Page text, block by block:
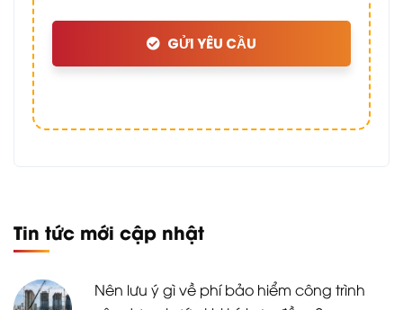
GỬI YÊU CẦU
Tin tức mới cập nhật
Nên lưu ý gì về phí bảo hiểm công trình